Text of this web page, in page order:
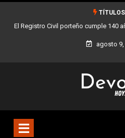
TÍTULOS
Buenos Aires sumó 12 nuevos
la
agosto 9,